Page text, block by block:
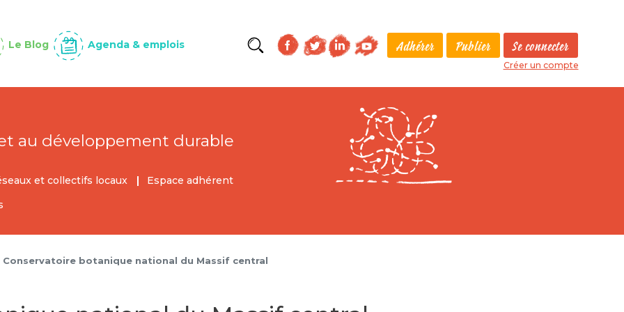
contenu
Le Blog Agenda & emplois Adhérer Publier Se connecter
Créer un compte
au développement durable
et collectifs locaux
Espace adhérent
Conservatoire botanique national du Massif central